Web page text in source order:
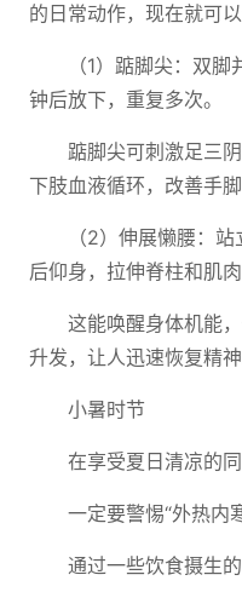
的日常动作，现在就可以
（1）踮脚尖：双
钟后放下，重复多次。
踮脚尖可刺激足三
下肢血液循环，改善手脚
（2）伸展懒腰：
后仰身，拉伸脊柱和肌肉
这能唤醒身体机能
升发，让人迅速恢复精神
小暑时节
在享受夏日清凉的
一定要警惕“外热内
通过一些饮食摄生